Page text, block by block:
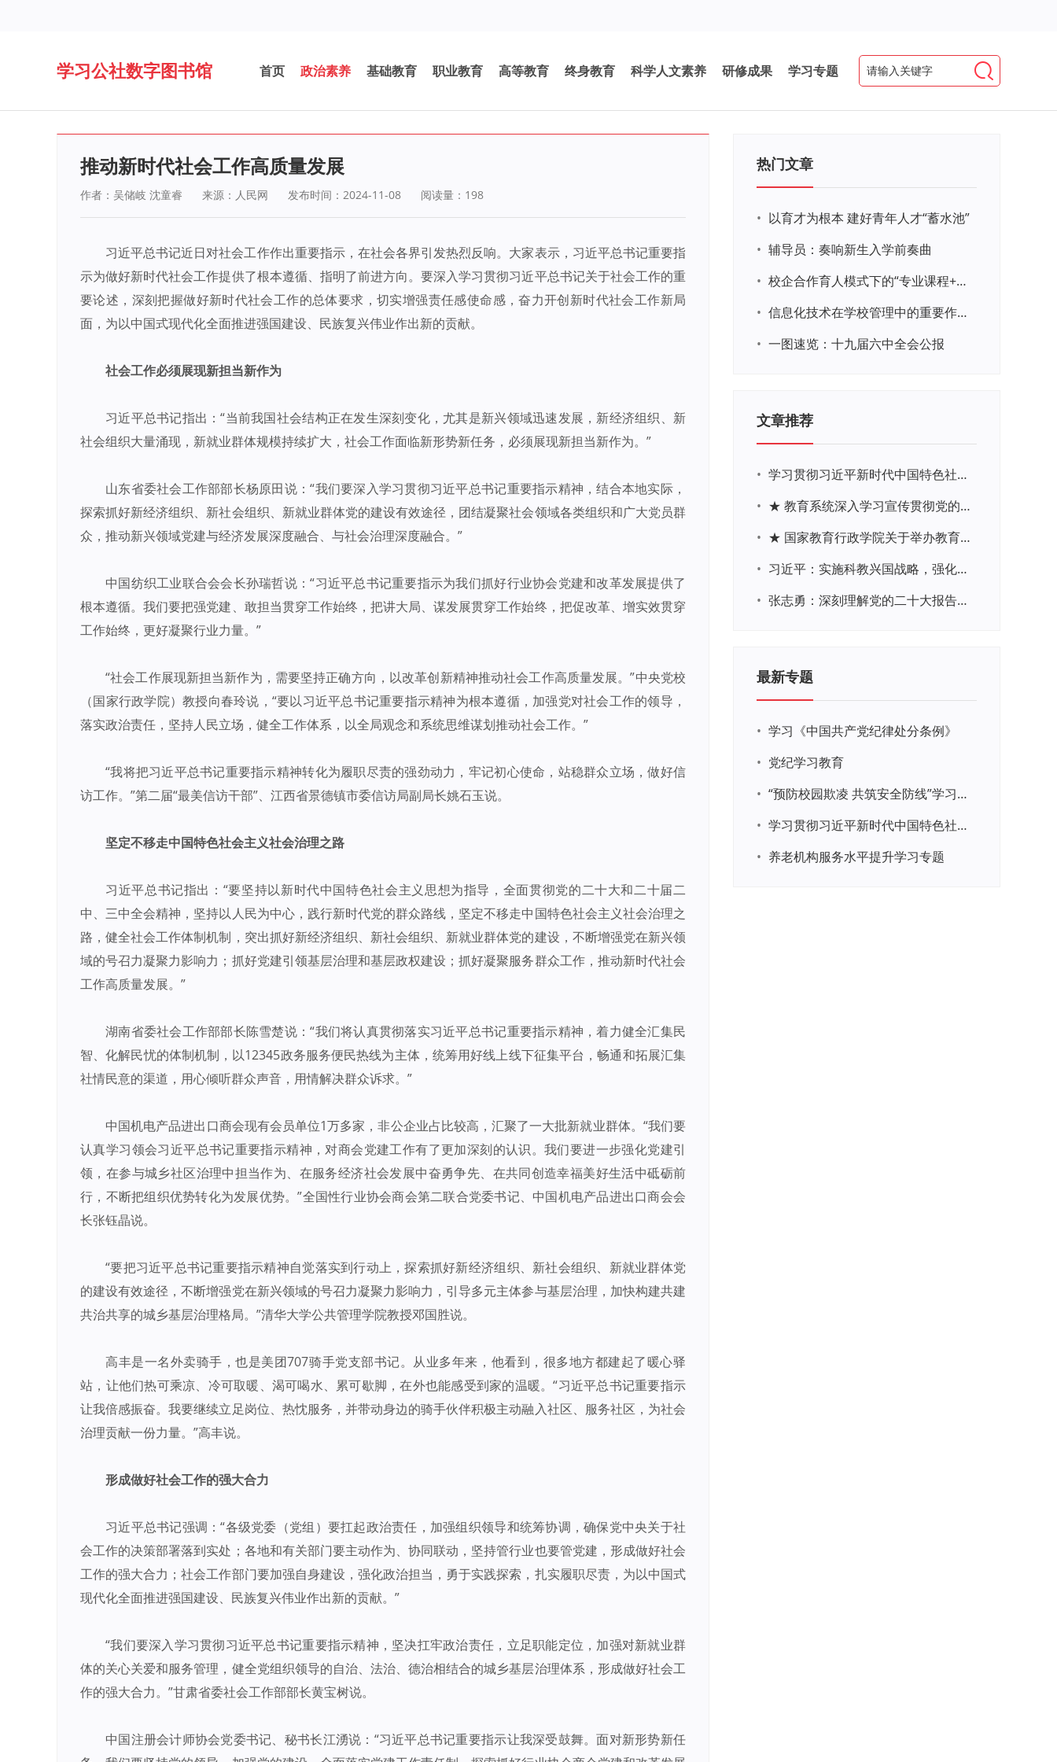
学习公社数字图书馆 首页 政治素养 基础教育 职业教育 高等教育 终身教育 科学人文素养 研修成果 学习专题
推动新时代社会工作高质量发展
作者：吴储岐 沈童睿 来源：人民网 发布时间：2024-11-08 阅读量： 198
习近平总书记近日对社会工作作出重要指示，在社会各界引发热烈反响。大家表示，习近平总书记重要指
示为做好新时代社会工作提供了根本遵循、指明了前进方向。要深入学习贯彻习近平总书记关于社会工作的重
要论述，深刻把握做好新时代社会工作的总体要求，切实增强责任感使命感，奋力开创新时代社会工作新局
面，为以中国式现代化全面推进强国建设、民族复兴伟业作出新的贡献。
社会工作必须展现新担当新作为
习近平总书记指出：“当前我国社会结构正在发生深刻变化，尤其是新兴领域迅速发展，新经济组织、新
社会组织大量涌现，新就业群体规模持续扩大，社会工作面临新形势新任务，必须展现新担当新作为。”
山东省委社会工作部部长杨原田说：“我们要深入学习贯彻习近平总书记重要指示精神，结合本地实际，
探索抓好新经济组织、新社会组织、新就业群体党的建设有效途径，团结凝聚社会领域各类组织和广大党员群
众，推动新兴领域党建与经济发展深度融合、与社会治理深度融合。”
中国纺织工业联合会会长孙瑞哲说：“习近平总书记重要指示为我们抓好行业协会党建和改革发展提供了
根本遵循。我们要把强党建、敢担当贯穿工作始终，把讲大局、谋发展贯穿工作始终，把促改革、增实效贯穿
工作始终，更好凝聚行业力量。”
“社会工作展现新担当新作为，需要坚持正确方向，以改革创新精神推动社会工作高质量发展。”中央党校
（国家行政学院）教授向春玲说，“要以习近平总书记重要指示精神为根本遵循，加强党对社会工作的领导，
落实政治责任，坚持人民立场，健全工作体系，以全局观念和系统思维谋划推动社会工作。”
“我将把习近平总书记重要指示精神转化为履职尽责的强劲动力，牢记初心使命，站稳群众立场，做好信
访工作。”第二届“最美信访干部”、江西省景德镇市委信访局副局长姚石玉说。
坚定不移走中国特色社会主义社会治理之路
习近平总书记指出：“要坚持以新时代中国特色社会主义思想为指导，全面贯彻党的二十大和二十届二
中、三中全会精神，坚持以人民为中心，践行新时代党的群众路线，坚定不移走中国特色社会主义社会治理之
路，健全社会工作体制机制，突出抓好新经济组织、新社会组织、新就业群体党的建设，不断增强党在新兴领
域的号召力凝聚力影响力；抓好党建引领基层治理和基层政权建设；抓好凝聚服务群众工作，推动新时代社会
工作高质量发展。”
湖南省委社会工作部部长陈雪楚说：“我们将认真贯彻落实习近平总书记重要指示精神，着力健全汇集民
智、化解民忧的体制机制，以12345政务服务便民热线为主体，统筹用好线上线下征集平台，畅通和拓展汇集
社情民意的渠道，用心倾听群众声音，用情解决群众诉求。”
中国机电产品进出口商会现有会员单位1万多家，非公企业占比较高，汇聚了一大批新就业群体。“我们要
认真学习领会习近平总书记重要指示精神，对商会党建工作有了更加深刻的认识。我们要进一步强化党建引
领，在参与城乡社区治理中担当作为、在服务经济社会发展中奋勇争先、在共同创造幸福美好生活中砥砺前
行，不断把组织优势转化为发展优势。”全国性行业协会商会第二联合党委书记、中国机电产品进出口商会会
长张钰晶说。
“要把习近平总书记重要指示精神自觉落实到行动上，探索抓好新经济组织、新社会组织、新就业群体党
的建设有效途径，不断增强党在新兴领域的号召力凝聚力影响力，引导多元主体参与基层治理，加快构建共建
共治共享的城乡基层治理格局。”清华大学公共管理学院教授邓国胜说。
高丰是一名外卖骑手，也是美团707骑手党支部书记。从业多年来，他看到，很多地方都建起了暖心驿
站，让他们热可乘凉、冷可取暖、渴可喝水、累可歇脚，在外也能感受到家的温暖。“习近平总书记重要指示
让我倍感振奋。我要继续立足岗位、热忱服务，并带动身边的骑手伙伴积极主动融入社区、服务社区，为社会
治理贡献一份力量。”高丰说。
形成做好社会工作的强大合力
习近平总书记强调：“各级党委（党组）要扛起政治责任，加强组织领导和统筹协调，确保党中央关于社
会工作的决策部署落到实处；各地和有关部门要主动作为、协同联动，坚持管行业也要管党建，形成做好社会
工作的强大合力；社会工作部门要加强自身建设，强化政治担当，勇于实践探索，扎实履职尽责，为以中国式
现代化全面推进强国建设、民族复兴伟业作出新的贡献。”
“我们要深入学习贯彻习近平总书记重要指示精神，坚决扛牢政治责任，立足职能定位，加强对新就业群
体的关心关爱和服务管理，健全党组织领导的自治、法治、德治相结合的城乡基层治理体系，形成做好社会工
作的强大合力。”甘肃省委社会工作部部长黄宝树说。
中国注册会计师协会党委书记、秘书长江湧说：“习近平总书记重要指示让我深受鼓舞。面对新形势新任
热门文章
• 以育才为根本 建好青年人才“蓄水池”
• 辅导员：奏响新生入学前奏曲
•
校企合作育人模式下的“专业课程+思政教育+党建活动”交叉融合的课程思政教学探索与实践
•
信息化技术在学校管理中的重要作用 ——以贵州省威宁民族中学和校园使用等为例
• 一图速览：十九届六中全会公报
文章推荐
•
学习贯彻习近平新时代中国特色社会主义思想主题教育网络培训
•
★ 教育系统深入学习宣传贯彻党的二十大精神学习专题
•
★ 国家教育行政学院关于举办教育系统深入学习宣传贯彻党的二十大精神专题网络培训的通知
•
习近平：实施科教兴国战略，强化现代化建设人才支撑
•
张志勇：深刻理解党的二十大报告关于教育的新思想、新战略、新要求
最新专题
• 学习《中国共产党纪律处分条例》
• 党纪学习教育
•
“预防校园欺凌 共筑安全防线”学习专题
•
学习贯彻习近平新时代中国特色社会主义思想主题教育
• 养老机构服务水平提升学习专题